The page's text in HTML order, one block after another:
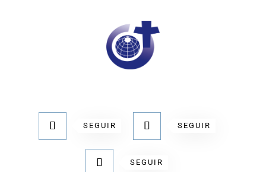
SEGUIR SEGUIR
SEGUIR